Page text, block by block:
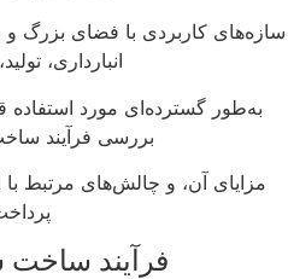
کاربردی با فضای بزرگ و
انبارداری،
به‌طور گسترده‌ای مورد استفاده
بررسی فرآیند
مزایای آن، و چالش‌های مرتبط
پرداخت
فرآیند ساخت